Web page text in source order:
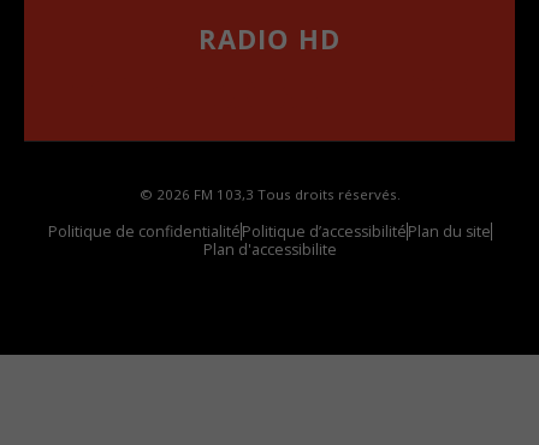
RADIO HD
© 2026 FM 103,3 Tous droits réservés.
Politique de confidentialitéPolitique d’accessibilitéPlan du site
Plan d'accessibilite